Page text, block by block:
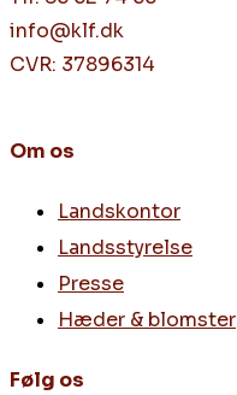
info@klf.dk
CVR: 37896314
Om os
Landskontor
Landsstyrelse
Presse
Hæder & blomster
Følg os